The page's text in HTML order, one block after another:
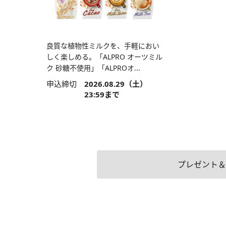
良質な植物性ミルクを、手軽におい
しく楽しめる。「ALPRO オーツミル
ク 砂糖不使用」「ALPROオ...
申込締切 2026.08.29（土）
23:59まで
プレゼント